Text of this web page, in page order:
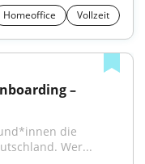
Homeoffice Vollzeit
–
die
Wer...